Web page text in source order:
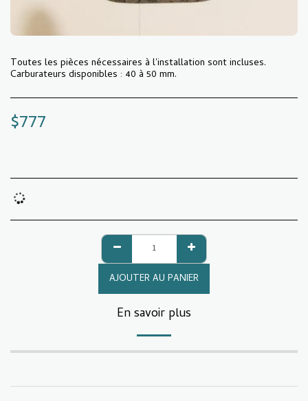
Toutes les pièces nécessaires à l'installation sont incluses.
Carburateurs disponibles : 40 à 50 mm.
$777
AJOUTER AU PANIER
En savoir plus